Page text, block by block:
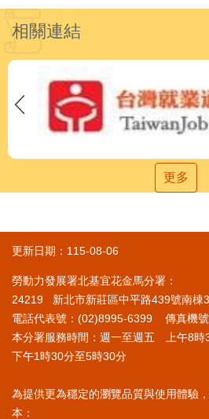
相關連結
更多
更新日期：115-08-06
勞動力發展署北基宜花金馬分署：
24219 新北市新莊區中平路439號南棟
電話代表號：(02)8995-6399 傳真機
本分署服務時間：週一至週五 上午8時
下午1時30分至5時30分
為提供更為穩定的瀏覽品質與使用體驗
本：